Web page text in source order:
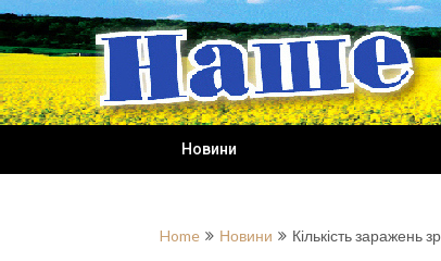
Skip
to
content
Новини
Home Новини Кількість заражень